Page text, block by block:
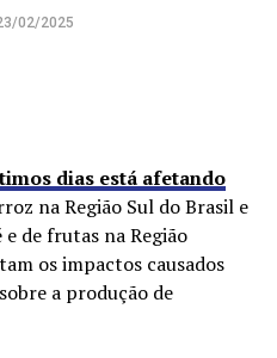
02/2025
dias está afetando
na Região Sul do Brasil e
de frutas na Região
os impactos causados
a produção de